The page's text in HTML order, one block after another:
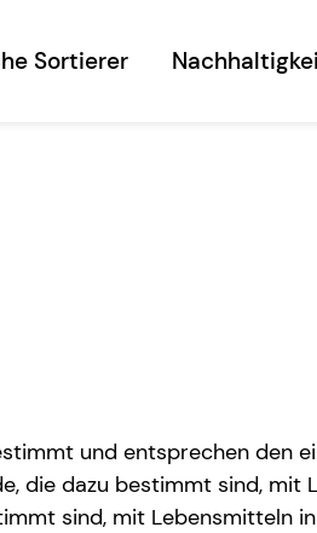
Sortierer
und entsprechen den
die dazu bestimmt sind, mit
sind, mit Lebensmitteln